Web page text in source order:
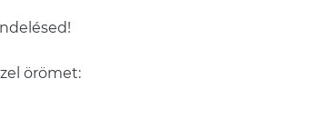
örömet: